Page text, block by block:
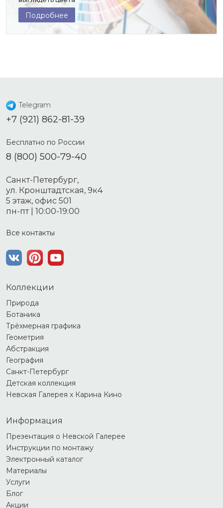
Подробнее
Telegram
+7 (921) 862-81-39
Бесплатно по России
8 (800) 500-79-40
Санкт-Петербург,
ул. Кронштадтская, 9к4
5 этаж, офис 501
пн-пт | 10:00-19:00
Все контакты
Коллекции
Природа
Ботаника
Трёхмерная графика
Геометрия
Абстракция
География
Санкт-Петербург
Детская коллекция
Невская Галерея х Карина Кино
Информация
Презентация о Невской Галерее
Инструкции по монтажу
Электронный каталог
Материалы
Услуги
Блог
Акции